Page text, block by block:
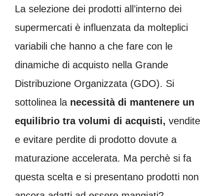
La selezione dei prodotti all’interno dei
supermercati è influenzata da molteplici
variabili che hanno a che fare con le
dinamiche di acquisto nella Grande
Distribuzione Organizzata (GDO). Si
sottolinea la necessità di mantenere un
equilibrio tra volumi di acquisti, vendite
e evitare perdite di prodotto dovute a
maturazione accelerata. Ma perchè si fa
questa scelta e si presentano prodotti non